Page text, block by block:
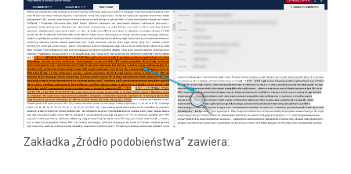
Zakładka „Źródło podobieństwa” zawiera: